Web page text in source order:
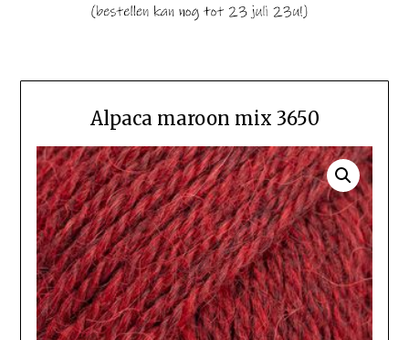
Alpaca maroon mix 3650